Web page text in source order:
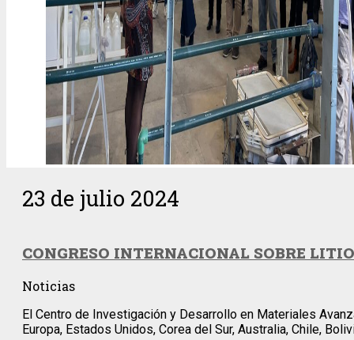
23 de julio 2024
CONGRESO INTERNACIONAL SOBRE
Noticias
El Centro de Investigación y Desarrollo en Materiales
Europa, Estados Unidos, Corea del Sur, Australia, Chile,